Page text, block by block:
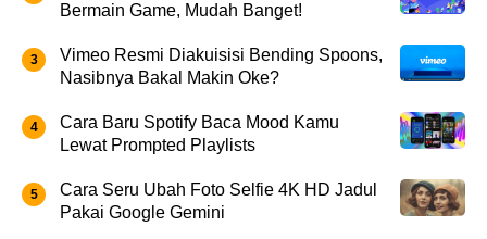
Bermain Game, Mudah Banget!
Vimeo Resmi Diakuisisi Bending Spoons,
Nasibnya Bakal Makin Oke?
Cara Baru Spotify Baca Mood Kamu
Lewat Prompted Playlists
Cara Seru Ubah Foto Selfie 4K HD Jadul
Pakai Google Gemini